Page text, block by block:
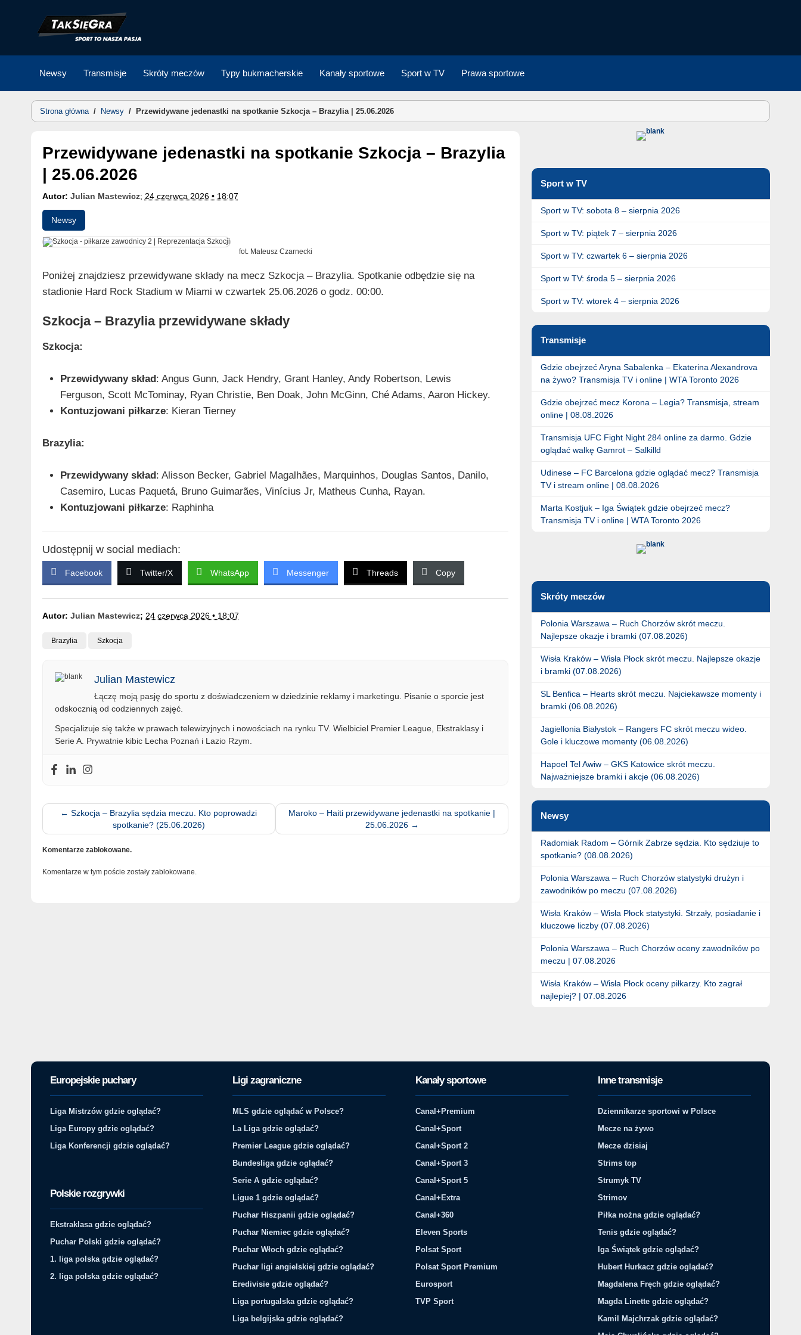
Newsy Transmisje Skróty meczów Typy bukmacherskie Kanały sportowe Sport w TV Prawa sportowe
Strona główna/ Newsy / Przewidywane jedenastki na spotkanie Szkocja – Brazylia | 25.06.2026
Przewidywane jedenastki na spotkanie Szkocja – Brazylia
| 25.06.2026
Autor: Julian Mastewicz; 24 czerwca 2026 • 18:07
Newsy
fot. Mateusz Czarnecki
Poniżej znajdziesz przewidywane składy na mecz Szkocja – Brazylia. Spotkanie odbędzie się na
stadionie Hard Rock Stadium w Miami w czwartek 25.06.2026 o godz. 00:00.
Szkocja – Brazylia przewidywane składy
Szkocja:
Przewidywany skład: Angus Gunn, Jack Hendry, Grant Hanley, Andy Robertson, Lewis
Ferguson, Scott McTominay, Ryan Christie, Ben Doak, John McGinn, Ché Adams, Aaron Hickey.
Kontuzjowani piłkarze: Kieran Tierney
Brazylia:
Przewidywany skład: Alisson Becker, Gabriel Magalhães, Marquinhos, Douglas Santos, Danilo,
Casemiro, Lucas Paquetá, Bruno Guimarães, Vinícius Jr, Matheus Cunha, Rayan.
Kontuzjowani piłkarze: Raphinha
Udostępnij w social mediach:
Facebook Twitter/X WhatsApp Messenger Threads Copy
Autor: Julian Mastewicz; 24 czerwca 2026 • 18:07
Brazylia Szkocja
Julian Mastewicz
Łączę moją pasję do sportu z doświadczeniem w dziedzinie reklamy i marketingu. Pisanie o sporcie jest
odskocznią od codziennych zajęć.
Specjalizuje się także w prawach telewizyjnych i nowościach na rynku TV. Wielbiciel Premier League, Ekstraklasy i
Serie A. Prywatnie kibic Lecha Poznań i Lazio Rzym.
← Szkocja – Brazylia sędzia meczu. Kto poprowadzi
spotkanie? (25.06.2026)
Maroko – Haiti przewidywane jedenastki na spotkanie |
25.06.2026 →
Komentarze zablokowane.
Komentarze w tym poście zostały zablokowane.
Sport w TV
Sport w TV: sobota 8 – sierpnia 2026
Sport w TV: piątek 7 – sierpnia 2026
Sport w TV: czwartek 6 – sierpnia 2026
Sport w TV: środa 5 – sierpnia 2026
Sport w TV: wtorek 4 – sierpnia 2026
Transmisje
Gdzie obejrzeć Aryna Sabalenka – Ekaterina Alexandrova
na żywo? Transmisja TV i online | WTA Toronto 2026
Gdzie obejrzeć mecz Korona – Legia? Transmisja, stream
online | 08.08.2026
Transmisja UFC Fight Night 284 online za darmo. Gdzie
oglądać walkę Gamrot – Salkilld
Udinese – FC Barcelona gdzie oglądać mecz? Transmisja
TV i stream online | 08.08.2026
Marta Kostjuk – Iga Świątek gdzie obejrzeć mecz?
Transmisja TV i online | WTA Toronto 2026
Skróty meczów
Polonia Warszawa – Ruch Chorzów skrót meczu.
Najlepsze okazje i bramki (07.08.2026)
Wisła Kraków – Wisła Płock skrót meczu. Najlepsze okazje
i bramki (07.08.2026)
SL Benfica – Hearts skrót meczu. Najciekawsze momenty i
bramki (06.08.2026)
Jagiellonia Białystok – Rangers FC skrót meczu wideo.
Gole i kluczowe momenty (06.08.2026)
Hapoel Tel Awiw – GKS Katowice skrót meczu.
Najważniejsze bramki i akcje (06.08.2026)
Newsy
Radomiak Radom – Górnik Zabrze sędzia. Kto sędziuje to
spotkanie? (08.08.2026)
Polonia Warszawa – Ruch Chorzów statystyki drużyn i
zawodników po meczu (07.08.2026)
Wisła Kraków – Wisła Płock statystyki. Strzały, posiadanie i
kluczowe liczby (07.08.2026)
Polonia Warszawa – Ruch Chorzów oceny zawodników po
meczu | 07.08.2026
Wisła Kraków – Wisła Płock oceny piłkarzy. Kto zagrał
najlepiej? | 07.08.2026
Europejskie puchary
Liga Mistrzów gdzie oglądać?
Liga Europy gdzie oglądać?
Liga Konferencji gdzie oglądać?
Polskie rozgrywki
Ekstraklasa gdzie oglądać?
Puchar Polski gdzie oglądać?
1. liga polska gdzie oglądać?
2. liga polska gdzie oglądać?
Ligi zagraniczne
MLS gdzie oglądać w Polsce?
La Liga gdzie oglądać?
Premier League gdzie oglądać?
Bundesliga gdzie oglądać?
Serie A gdzie oglądać?
Ligue 1 gdzie oglądać?
Puchar Hiszpanii gdzie oglądać?
Puchar Niemiec gdzie oglądać?
Puchar Włoch gdzie oglądać?
Puchar ligi angielskiej gdzie oglądać?
Eredivisie gdzie oglądać?
Liga portugalska gdzie oglądać?
Liga belgijska gdzie oglądać?
Kanały sportowe
Canal+Premium
Canal+Sport
Canal+Sport 2
Canal+Sport 3
Canal+Sport 5
Canal+Extra
Canal+360
Eleven Sports
Polsat Sport
Polsat Sport Premium
Eurosport
TVP Sport
Inne transmisje
Dziennikarze sportowi w Polsce
Mecze na żywo
Mecze dzisiaj
Strims top
Strumyk TV
Strimov
Piłka nożna gdzie oglądać?
Tenis gdzie oglądać?
Iga Świątek gdzie oglądać?
Hubert Hurkacz gdzie oglądać?
Magdalena Fręch gdzie oglądać?
Magda Linette gdzie oglądać?
Kamil Majchrzak gdzie oglądać?